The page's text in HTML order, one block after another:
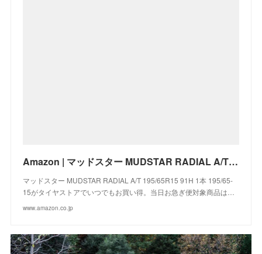
Amazon | マッドスター MUDSTAR RADIAL A/T 195/65R15 91H 1本 195/65-15 | タイヤ | 車＆バイク
マッドスター MUDSTAR RADIAL A/T 195/65R15 91H 1本 195/65-
15がタイヤストアでいつでもお買い得。当日お急ぎ便対象商品は…
www.amazon.co.jp